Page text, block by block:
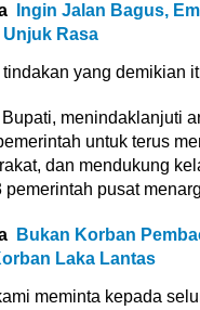
Ingin Jalan Bagus,
Rasa
tindakan yang demikian
menindaklanjuti
untuk terus
dan mendukung
pemerintah pusat
Bukan Korban
Laka Lantas
meminta kepada